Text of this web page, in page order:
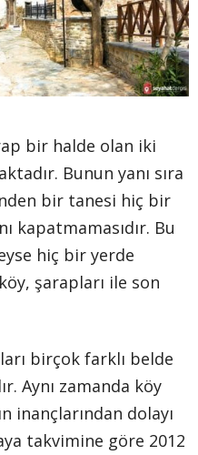
bir halde olan iki
Bunun yanı sıra
bir tanesi hiç bir
kapatmamasıdır. Bu
hiç bir yerde
şarapları ile son
birçok farklı belde
Aynı zamanda köy
inançlarından dolayı
takvimine göre 2012